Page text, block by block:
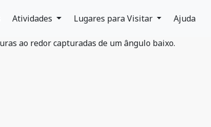
Atividades Lugares para Visitar Ajuda